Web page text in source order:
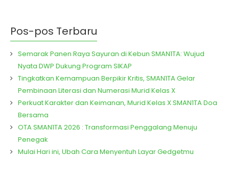
Pos-pos Terbaru
Semarak Panen Raya Sayuran di Kebun SMAN1TA: Wujud
Nyata DWP Dukung Program SIKAP
Tingkatkan Kemampuan Berpikir Kritis, SMAN1TA Gelar
Pembinaan Literasi dan Numerasi Murid Kelas X
Perkuat Karakter dan Keimanan, Murid Kelas X SMAN1TA Doa
Bersama
OTA SMAN1TA 2026 : Transformasi Penggalang Menuju
Penegak
Mulai Hari ini, Ubah Cara Menyentuh Layar Gedgetmu